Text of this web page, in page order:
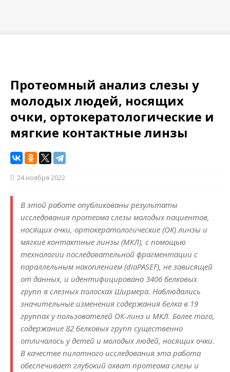
Протеомный анализ слезы у
молодых людей, носящих
очки, ортокератологические и
мягкие контактные линзы
24 ноября 2022
В этой работе опубликованы результаты
исследования протеома слезы молодых пациентов,
носящих очки, ортокератологические (ОК) линзы и
мягкие контактные линзы (МКЛ), с помощью
технологии последовательной фрагментации с
параллельным накоплением (diaPASEF), не зависящей
от данных, и идентифицировано 3406 белковых
групп в слезных полосках Ширмера. Наблюдались
значительные изменения содержания белка в 19
группах у пользователей ОК-линз и МКЛ. Более того,
содержание 82 белковых групп существенно
отличалось у детей и молодых людей, носящих очки.
В качестве пилотного исследования эта работа
обеспечивает глубокий охват протеома слезы и